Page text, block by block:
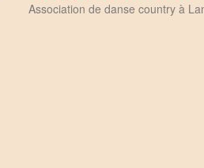
Association de danse country à